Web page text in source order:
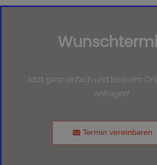
Jetzt ganz einfach und bequem
anfragen!
Termin vereinbaren